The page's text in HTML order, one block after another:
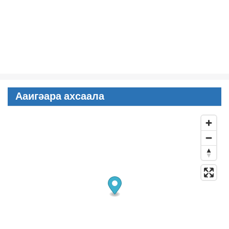
Ааигәара ахсаала